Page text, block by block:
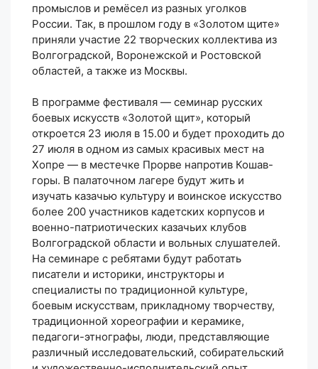
промыслов и ремёсел из разных уголков
России. Так, в прошлом году в «Золотом щите»
приняли участие 22 творческих коллектива из
Волгоградской, Воронежской и Ростовской
областей, а также из Москвы.
В программе фестиваля — семинар русских
боевых искусств «Золотой щит», который
откроется 23 июля в 15.00 и будет проходить до
27 июля в одном из самых красивых мест на
Хопре — в местечке Прорве напротив Кошав-
горы. В палаточном лагере будут жить и
изучать казачью культуру и воинское искусство
более 200 участников кадетских корпусов и
военно-патриотических казачьих клубов
Волгоградской области и вольных слушателей.
На семинаре с ребятами будут работать
писатели и историки, инструкторы и
специалисты по традиционной культуре,
боевым искусствам, прикладному творчеству,
традиционной хореографии и керамике,
педагоги-этнографы, люди, представляющие
различный исследовательский, собирательский